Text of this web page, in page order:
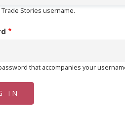
Stories username.
that accompanies your